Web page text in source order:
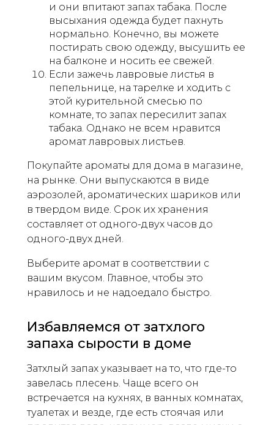
и они впитают запах табака. После
высыхания одежда будет пахнуть
нормально. Конечно, вы можете
постирать свою одежду, высушить ее
на балконе и носить ее свежей.
Если зажечь лавровые листья в
пепельнице, на тарелке и ходить с
этой курительной смесью по
комнате, то запах пересилит запах
табака. Однако не всем нравится
аромат лавровых листьев.
Покупайте ароматы для дома в магазине,
на рынке. Они выпускаются в виде
аэрозолей, ароматических шариков или
в твердом виде. Срок их хранения
составляет от одного-двух часов до
одного-двух дней.
Выберите аромат в соответствии с
вашим вкусом. Главное, чтобы это
нравилось и не надоедало быстро.
Избавляемся от затхлого
запаха сырости в доме
Затхлый запах указывает на то, что где-то
завелась плесень. Чаще всего он
встречается на кухнях, в ванных комнатах,
туалетах и везде, где есть стоячая или